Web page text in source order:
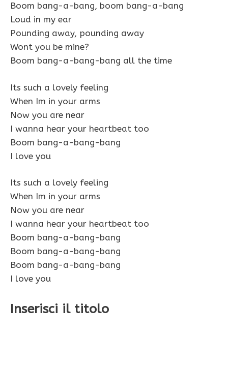
Boom bang-a-bang, boom bang-a-bang
Loud in my ear
Pounding away, pounding away
Wont you be mine?
Boom bang-a-bang-bang all the time
Its such a lovely feeling
When Im in your arms
Now you are near
I wanna hear your heartbeat too
Boom bang-a-bang-bang
I love you
Its such a lovely feeling
When Im in your arms
Now you are near
I wanna hear your heartbeat too
Boom bang-a-bang-bang
Boom bang-a-bang-bang
Boom bang-a-bang-bang
I love you
Inserisci il titolo